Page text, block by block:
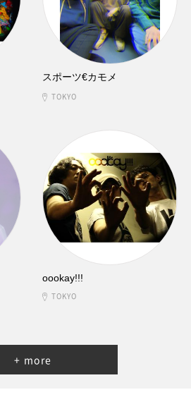
スポーツ€カモメ
TOKYO
oookay!!!
TOKYO
+ more